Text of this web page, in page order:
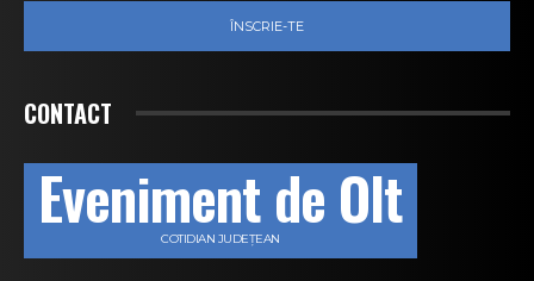
ÎNSCRIE-TE
CONTACT
Eveniment de Olt
COTIDIAN JUDEȚEAN